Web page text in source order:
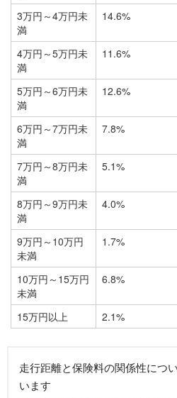
3万円～4万円未
満
14.6%
4万円～5万円未
満
11.6%
5万円～6万円未
満
12.6%
6万円～7万円未
満
7.8%
7万円～8万円未
満
5.1%
8万円～9万円未
満
4.0%
9万円～10万円
未満
1.7%
10万円～15万円
未満
6.8%
15万円以上 2.1%
走行距離と保険料の関係性につ
います